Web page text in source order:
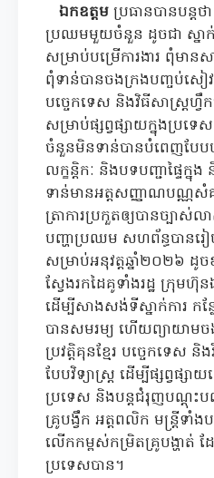
ឯកឧត្តម ប្រធានបានបន្ត
ប្រឈមមួយចំនួន ដូចជា ស្នា
សម្រាប់បម្រើការងារ ពុំមា
ពុំទាន់បានចងក្រងបញ្ចប់សៀវភ
បច្ចេកទេស និងវិធីសាស្ត្រហ្វឹ
សម្រាប់ផ្សព្វផ្សាយក្នុងប្រទ
ចំនួនមិនទាន់បានបំពេញបែប
លក្ខន្តិកៈ និងបទបញ្ជាផ្ទៃក្
ទាន់មានអត្តសញ្ញាណបណ្ណ
ត្រាការប្រកួតឲ្យបានច្បាស់
បញ្ហាប្រឈម សហព័ន្ធបានរ
សម្រាប់អនុវត្តឆ្នាំ២០២៦ ដូ
ស្វែងរកដៃគូទាំងរដ្ឋ ក្រុម
ដើម្បីសាងសង់ទីស្នាក់ការ ក
បានសមរម្យ ហើយព្យាយាម
ប្រវត្តិគុនខ្មែរ បច្ចេកទេស
បែបវិទ្យាស្រ្ត ដើម្បីផ្សព្វផ្ស
ប្រទេស និងបន្តជំរុញបណ្តុះ
គ្រូបង្វឹក អត្តពលិក មន្ត្រីទាំង
លើកកម្ពស់កម្រិតគ្រូបង្ហាត់
ប្រទេសបាន។